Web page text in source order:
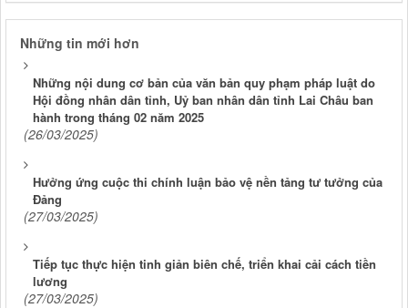
Những tin mới hơn
Những nội dung cơ bản của văn bản quy phạm pháp luật do
Hội đồng nhân dân tỉnh, Uỷ ban nhân dân tỉnh Lai Châu ban
hành trong tháng 02 năm 2025
(26/03/2025)
Hưởng ứng cuộc thi chính luận bảo vệ nền tảng tư tưởng của
Đảng
(27/03/2025)
Tiếp tục thực hiện tinh giản biên chế, triển khai cải cách tiền
lương
(27/03/2025)